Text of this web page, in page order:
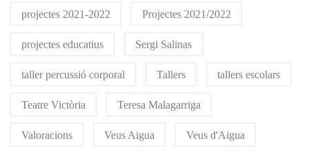
projectes 2021-2022 Projectes 2021/2022
projectes educatius Sergi Salinas
taller percussió corporal Tallers tallers escolars
Teatre Victòria Teresa Malagarriga
Valoracions Veus Aigua Veus d'Aigua